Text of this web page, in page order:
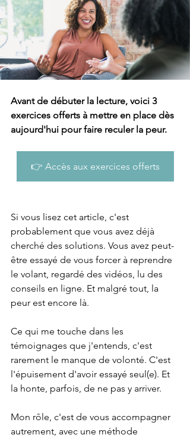
Avant de débuter la lecture, voici 3
exercices offerts à mettre en place dès
aujourd'hui pour faire reculer la peur.
👉 Accès aux exercices offerts
Si vous lisez cet article, c'est
probablement que vous avez déjà
cherché des solutions. Vous avez peut-
être essayé de vous forcer à reprendre
le volant, regardé des vidéos, lu des
conseils en ligne. Et malgré tout, la
peur est encore là.
Ce qui me touche dans les
témoignages que j'entends, c'est
rarement le manque de volonté. C'est
l'épuisement d'avoir essayé seul(e). Et
la honte, parfois, de ne pas y arriver.
Mon rôle, c'est de vous accompagner
autrement, avec une méthode